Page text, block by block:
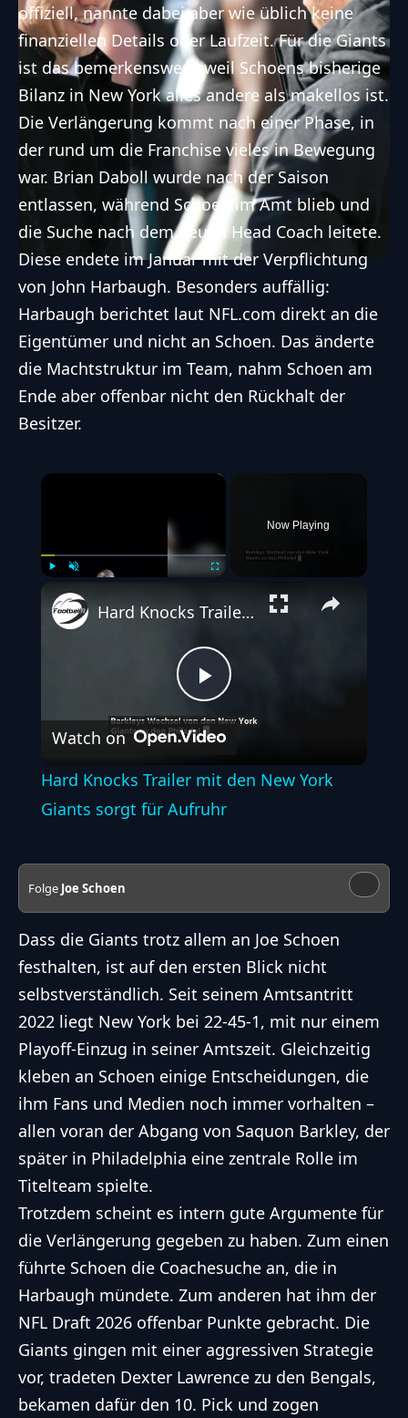
offiziell, nannte dabei aber wie üblich keine
finanziellen Details oder Laufzeit. Für die Giants
ist das bemerkenswert, weil Schoens bisherige
Bilanz in New York alles andere als makellos ist.
Die Verlängerung kommt nach einer Phase, in
der rund um die Franchise vieles in Bewegung
war. Brian Daboll wurde nach der Saison
entlassen, während Schoen im Amt blieb und
die Suche nach dem neuen Head Coach leitete.
Diese endete im Januar mit derVerpflichtung
von John Harbaugh. Besonders auffällig:
Harbaugh berichtet laut NFL.com direkt an die
Eigentümer und nicht an Schoen. Das änderte
die Machtstruktur im Team, nahm Schoen am
Ende aber offenbar nicht den Rückhalt der
Besitzer.
×
Now Playing
Play
Video
Hard Knocks Trailer mit den New York Giants sorgt für Aufruhr
Watch on
Hard Knocks Trailer mit den New York
Giants sorgt für Aufruhr
Folge Joe Schoen
Dass die Giants trotz allem an Joe Schoen
festhalten, ist auf den ersten Blick nicht
selbstverständlich. Seit seinem Amtsantritt
2022 liegt New York bei 22-45-1, mit nur einem
Playoff-Einzug in seiner Amtszeit. Gleichzeitig
kleben an Schoen einige Entscheidungen, die
ihm Fans und Medien noch immer vorhalten –
allen voran der Abgang von Saquon Barkley, der
später in Philadelphia eine zentrale Rolle im
Titelteam spielte.
Trotzdem scheint es intern gute Argumente für
die Verlängerung gegeben zu haben. Zum einen
führte Schoen die Coachesuche an, die in
Harbaugh mündete. Zum anderen hat ihm der
NFL Draft 2026 offenbar Punkte gebracht. Die
Giants gingen mit einer aggressiven Strategie
vor, tradeten Dexter Lawrence zu den Bengals,
bekamen dafür den 10. Pick und zogen